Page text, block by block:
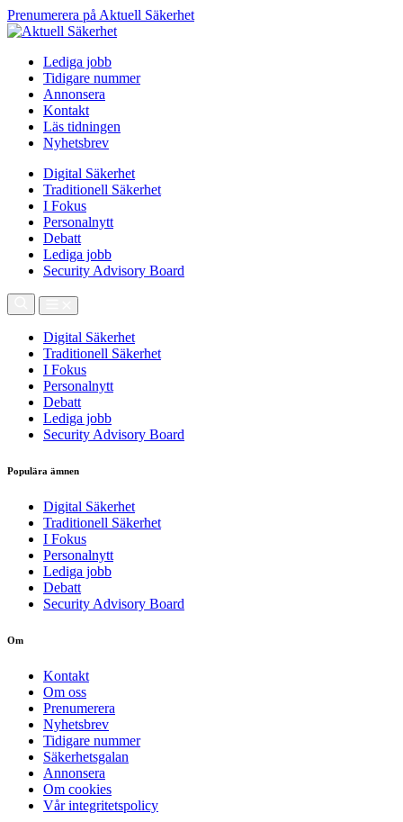
Prenumerera på Aktuell Säkerhet
Lediga jobb
Tidigare nummer
Annonsera
Kontakt
Läs tidningen
Nyhetsbrev
Digital Säkerhet
Traditionell Säkerhet
I Fokus
Personalnytt
Debatt
Lediga jobb
Security Advisory Board
Digital Säkerhet
Traditionell Säkerhet
I Fokus
Personalnytt
Debatt
Lediga jobb
Security Advisory Board
Populära ämnen
Digital Säkerhet
Traditionell Säkerhet
I Fokus
Personalnytt
Lediga jobb
Debatt
Security Advisory Board
Om
Kontakt
Om oss
Prenumerera
Nyhetsbrev
Tidigare nummer
Säkerhetsgalan
Annonsera
Om cookies
Vår integritetspolicy